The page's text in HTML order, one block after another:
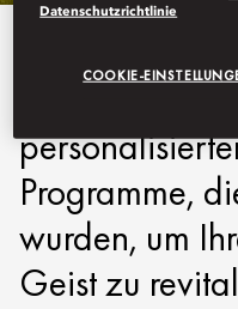
Erleben Sie
Entspannung
Programme,
wurden, um
Geist zu
Datenschutzrichtlinie
COOKIE-